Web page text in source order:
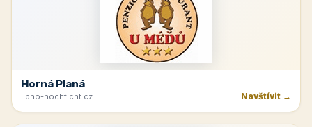
Horná Planá
lipno-hochficht.cz Navštívit →